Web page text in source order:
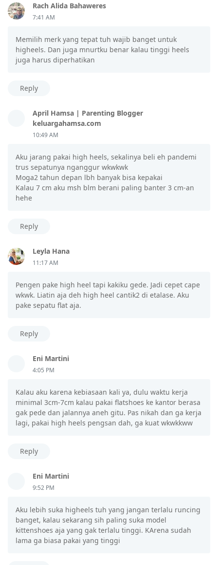
Rach Alida Bahaweres
7:41 AM
Memilih merk yang tepat tuh wajib banget untuk
higheels. Dan juga mnurtku benar kalau tinggi heels
juga harus diperhatikan
Reply
April Hamsa | Parenting Blogger
keluargahamsa.com
10:49 AM
Aku jarang pakai high heels, sekalinya beli eh pandemi
trus sepatunya nganggur wkwkwk
Moga2 tahun depan lbh banyak bisa kepakai
Kalau 7 cm aku msh blm berani paling banter 3 cm-an
hehe
Reply
Leyla Hana
11:17 AM
Pengen pake high heel tapi kakiku gede. Jadi cepet cape
wkwk. Liatin aja deh high heel cantik2 di etalase. Aku
pake sepatu flat aja.
Reply
Eni Martini
4:05 PM
Kalau aku karena kebiasaan kali ya, dulu waktu kerja
minimal 3cm-7cm kalau pakai flatshoes ke kantor berasa
gak pede dan jalannya aneh gitu. Pas nikah dan ga kerja
lagi, pakai high heels pengsan dah, ga kuat wkwkkww
Reply
Eni Martini
9:52 PM
Aku lebih suka higheels tuh yang jangan terlalu runcing
banget, kalau sekarang sih paling suka model
kittenshoes aja yang gak terlalu tinggi. KArena sudah
lama ga biasa pakai yang tinggi